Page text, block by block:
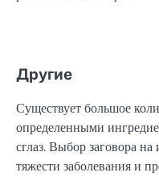
Другие
Существует большое
определенными
сглаз. Выбор заговора
тяжести заболевания и